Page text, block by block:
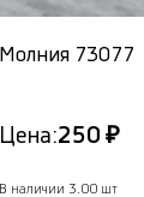
Молния 73077
Цена:250 ₽
В наличии 3.00 шт